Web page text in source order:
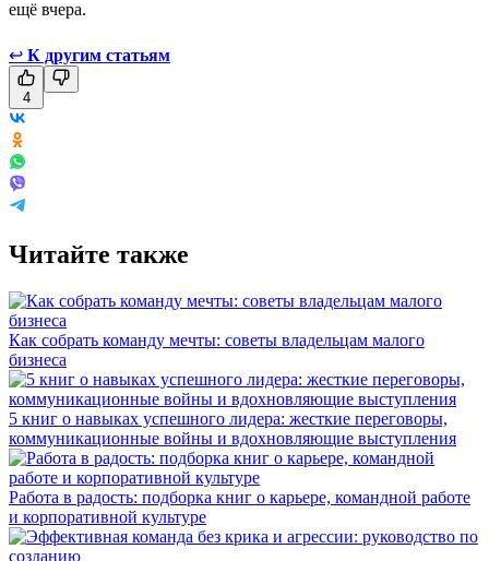
ещё вчера.
↩ К другим статьям
4
Читайте также
Как собрать команду мечты: советы владельцам малого
бизнеса
5 книг о навыках успешного лидера: жесткие переговоры,
коммуникационные войны и вдохновляющие выступления
Работа в радость: подборка книг о карьере, командной работе
и корпоративной культуре